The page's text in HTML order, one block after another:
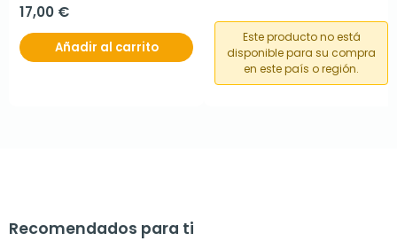
17,00 €
Añadir al carrito
Este producto no está
disponible para su compra
en este país o región.
Recomendados para ti